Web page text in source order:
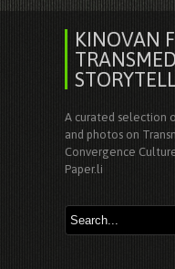
KINOVAN
A curated selection
and photos on
Convergence
Paper.li